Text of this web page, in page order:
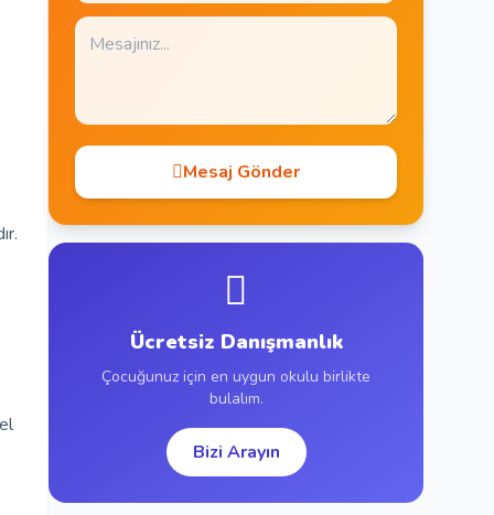
Mesaj Gönder
Ücretsiz Danışmanlık
Çocuğunuz için en uygun okulu birlikte
bulalım.
Bizi Arayın